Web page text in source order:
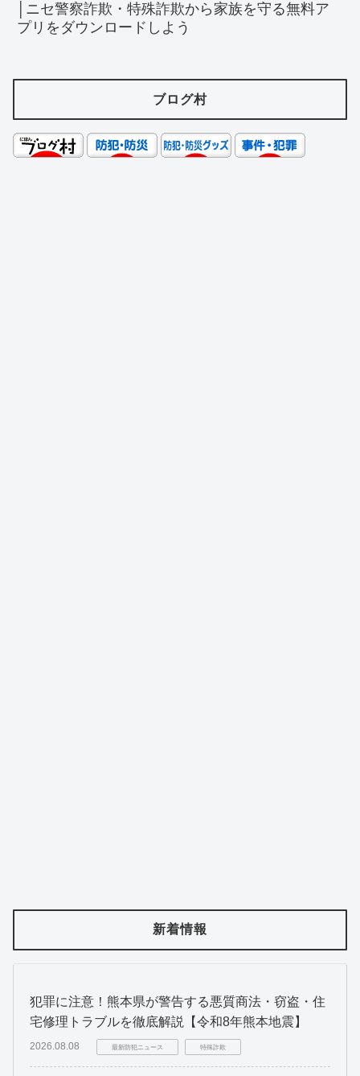
│ニセ警察詐欺・特殊詐欺から家族を守る無料ア
プリをダウンロードしよう
ブログ村
新着情報
犯罪に注意！熊本県が警告する悪質商法・窃盗・住
宅修理トラブルを徹底解説【令和8年熊本地震】
2026.08.08 最新防犯ニュース 特殊詐欺